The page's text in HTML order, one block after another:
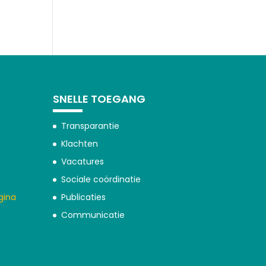
SNELLE TOEGANG
Transparantie
Klachten
Vacatures
Sociale coördinatie
Publicaties
Communicatie